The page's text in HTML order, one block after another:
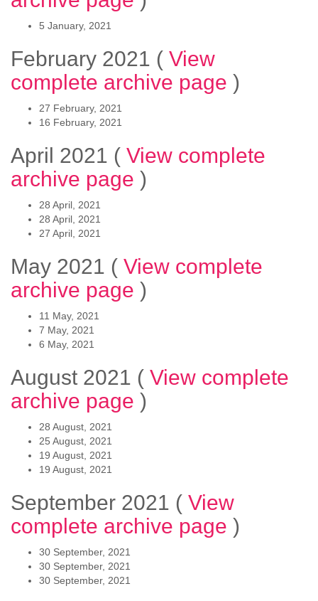
5 January, 2021
February 2021 ( View
complete archive page )
27 February, 2021
16 February, 2021
April 2021 ( View complete
archive page )
28 April, 2021
28 April, 2021
27 April, 2021
May 2021 ( View complete
archive page )
11 May, 2021
7 May, 2021
6 May, 2021
August 2021 ( View complete
archive page )
28 August, 2021
25 August, 2021
19 August, 2021
19 August, 2021
September 2021 ( View
complete archive page )
30 September, 2021
30 September, 2021
30 September, 2021